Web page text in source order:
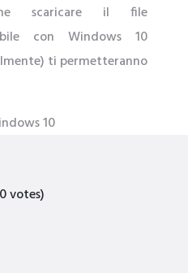
scaricare il file
con Windows 10
ti permetteranno
10
votes)